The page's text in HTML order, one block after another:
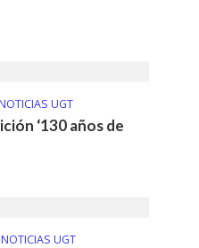
NOTICIAS UGT
‘130 años de
NOTICIAS UGT